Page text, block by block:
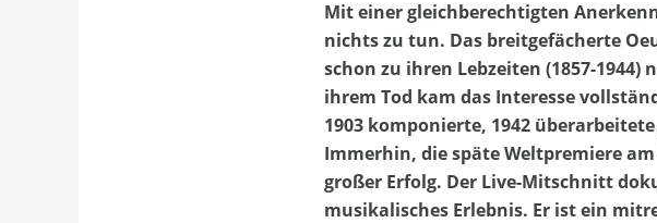
Mit einer gleichberechtigten
nichts zu tun. Das breitgefächerte
schon zu ihren Lebzeiten (1857-
ihrem Tod kam das Interesse
1903 komponierte, 1942
Immerhin, die späte Weltpremiere
großer Erfolg. Der Live-Mitschnitt
musikalisches Erlebnis. Er ist ein